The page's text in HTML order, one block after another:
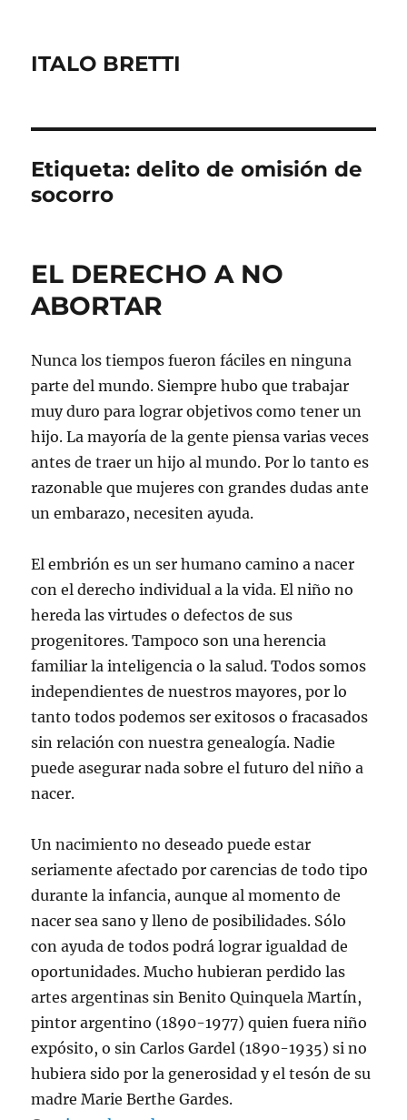
ITALO BRETTI
Etiqueta:delito de omisión de
socorro
EL DERECHO A NO
ABORTAR
Nunca los tiempos fueron fáciles en ninguna
parte del mundo. Siempre hubo que trabajar
muy duro para lograr objetivos como tener un
hijo. La mayoría de la gente piensa varias veces
antes de traer un hijo al mundo. Por lo tanto es
razonable que mujeres con grandes dudas ante
un embarazo, necesiten ayuda.
El embrión es un ser humano camino a nacer
con el derecho individual a la vida. El niño no
hereda las virtudes o defectos de sus
progenitores. Tampoco son una herencia
familiar la inteligencia o la salud. Todos somos
independientes de nuestros mayores, por lo
tanto todos podemos ser exitosos o fracasados
sin relación con nuestra genealogía. Nadie
puede asegurar nada sobre el futuro del niño a
nacer.
Un nacimiento no deseado puede estar
seriamente afectado por carencias de todo tipo
durante la infancia, aunque al momento de
nacer sea sano y lleno de posibilidades. Sólo
con ayuda de todos podrá lograr igualdad de
oportunidades. Mucho hubieran perdido las
artes argentinas sin Benito Quinquela Martín,
pintor argentino (1890-1977) quien fuera niño
expósito, o sin Carlos Gardel (1890-1935) si no
hubiera sido por la generosidad y el tesón de su
madre Marie Berthe Gardes.